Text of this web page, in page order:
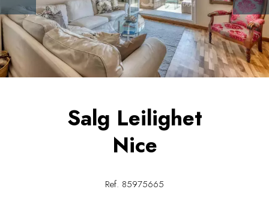
Salg Leilighet
Nice
Ref. 85975665